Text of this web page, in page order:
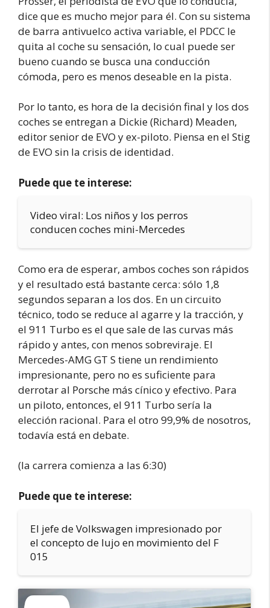
dice que es mucho mejor para él. Con su sistema
de barra antivuelco activa variable, el PDCC le
quita al coche su sensación, lo cual puede ser
bueno cuando se busca una conducción
cómoda, pero es menos deseable en la pista.
Por lo tanto, es hora de la decisión final y los dos
coches se entregan a Dickie (Richard) Meaden,
editor senior de EVO y ex-piloto. Piensa en el Stig
de EVO sin la crisis de identidad.
Puede que te interese:
Video viral: Los niños y los perros
conducen coches mini-Mercedes
Como era de esperar, ambos coches son rápidos
y el resultado está bastante cerca: sólo 1,8
segundos separan a los dos. En un circuito
técnico, todo se reduce al agarre y la tracción, y
el 911 Turbo es el que sale de las curvas más
rápido y antes, con menos sobreviraje. El
Mercedes-AMG GT S tiene un rendimiento
impresionante, pero no es suficiente para
derrotar al Porsche más cínico y efectivo. Para
un piloto, entonces, el 911 Turbo sería la
elección racional. Para el otro 99,9% de nosotros,
todavía está en debate.
(la carrera comienza a las 6:30)
Puede que te interese:
El jefe de Volkswagen impresionado por
el concepto de lujo en movimiento del F
015